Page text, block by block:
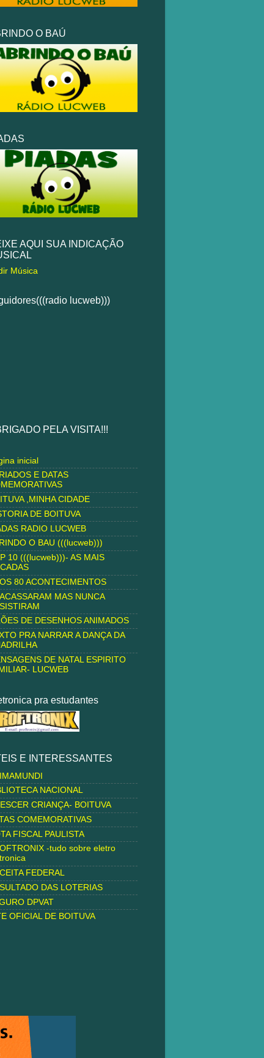
O BAÚ
AQUI SUA INDICAÇÃO
Música
lucweb)))
PELA VISITA!!!
inicial
E DATAS
,MINHA CIDADE
DE BOITUVA
RADIO LUCWEB
O BAU (((lucweb)))
10 (((lucweb)))- AS MAIS
80 ACONTECIMENTOS
MAS NUNCA
DE DESENHOS ANIMADOS
PRA NARRAR A DANÇA DA
DE NATAL ESPIRITO
LUCWEB
pra estudantes
E INTERESSANTES
NACIONAL
CRIANÇA- BOITUVA
COMEMORATIVAS
FISCAL PAULISTA
-tudo sobre eletro
FEDERAL
DAS LOTERIAS
DPVAT
OFICIAL DE BOITUVA